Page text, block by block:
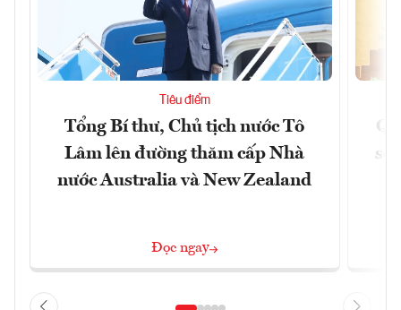
Tiêu điểm
Tổng Bí thư, Chủ tịch nước Tô
Lâm lên đường thăm cấp Nhà
nước Australia và New Zealand
Đọc ngay